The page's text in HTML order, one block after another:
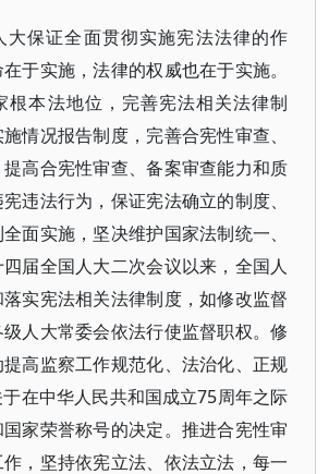
大保证全面贯彻实施宪法法律的作
于实施，法律的权威也在于实施。
根本法地位，完善宪法相关法律制
情况报告制度，完善合宪性审查、
高合宪性审查、备案审查能力和质
违法行为，保证宪法确立的制度、
面实施，坚决维护国家法制统一、
届全国人大二次会议以来，全国人
实宪法相关法律制度，如修改监督
人大常委会依法行使监督职权。修
高监察工作规范化、法治化、正规
在中华人民共和国成立75周年之际
家荣誉称号的决定。推进合宪性审
，坚持依宪立法、依法立法，每一